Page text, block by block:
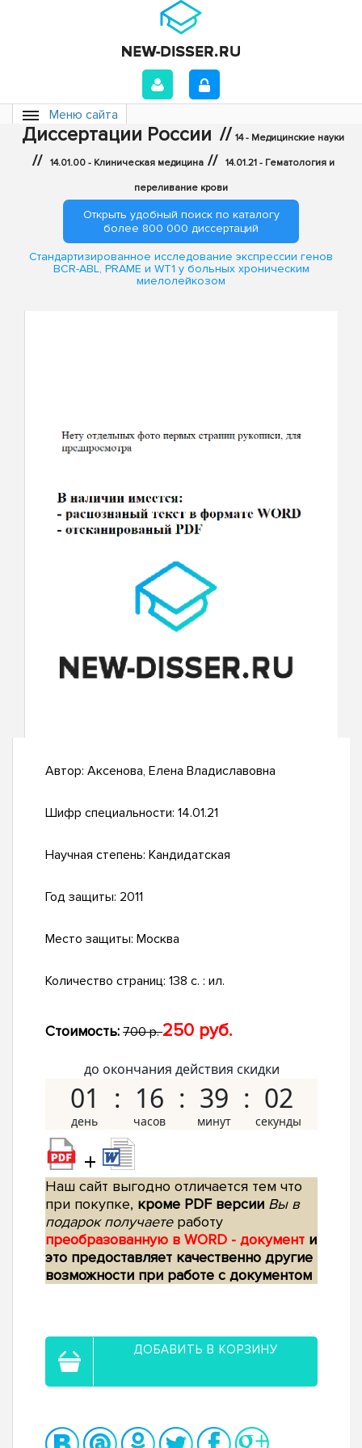
Меню сайта
Диссертации России // 14 - Медицинские науки
// 14.01.00 - Клиническая медицина // 14.01.21 - Гематология и
переливание крови
Открыть удобный поиск по каталогу
более 800 000 диссертаций
Стандартизированное исследование экспрессии генов
BCR-ABL, PRAME и WT1 у больных хроническим
миелолейкозом
Автор: Аксенова, Елена Владиславовна
Шифр специальности: 14.01.21
Научная степень: Кандидатская
Год защиты: 2011
Место защиты: Москва
Количество страниц: 138 с. : ил.
Стоимость: 700 р.250 руб.
до окончания действия скидки
01 16 39 01
+
Наш сайт выгодно отличается тем что
при покупке, кроме PDF версии Вы в
подарок получаетеработу
преобразованную в WORD - документ и
это предоставляет качественно другие
возможности при работе с документом
ДОБАВИТЬ В КОРЗИНУ